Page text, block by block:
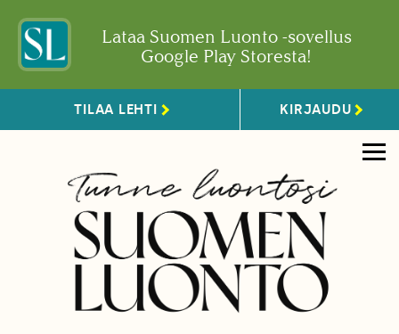
Lataa Suomen Luonto -sovellus
Google Play Storesta!
TILAA LEHTI KIRJAUDU